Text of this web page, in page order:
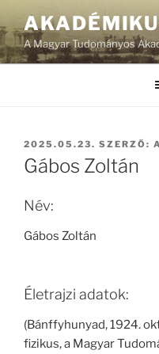
A Magyar Tudományos
BEKÜLDVE:
2025.05.23. SZERZŐ:
Gábos Zoltán
Név:
Gábos Zoltán
Életrajzi adatok:
(Bánffyhunyad, 1924.
fizikus, a Magyar